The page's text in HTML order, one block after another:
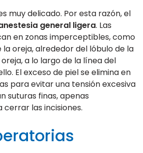
muy delicado. Por esta razón, el
general ligera. Las
en zonas imperceptibles, como
oreja, alrededor del lóbulo de la
a lo largo de la línea del
El exceso de piel se elimina en
para evitar una tensión excesiva
suturas finas, apenas
las incisiones.